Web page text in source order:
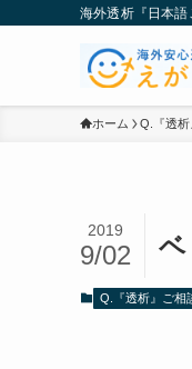
海外透析『日本
ホーム Q.『透
ベ
2019
9/02
Q.『透析』ご相